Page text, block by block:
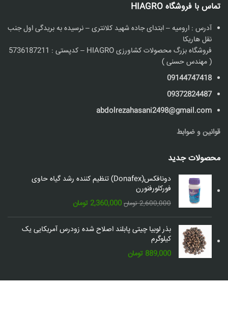
تماس با فروشگاه HIAGRO
آدرس : ارومیه – ابتدای جاده شهید کلانتری – نرسیده به بریدگی اول جنب
نقل هاریکا
فروشگاه بزرگ محصولات کشاورزی HIAGRO – کدپستی : 5736187211
( مهندس حسنی )
09144747418
09372824487
abdolrezahasani2498@gmail.com
قوانین و ضوابط
محصولات جدید
دونافکس(Donafex) تنظیم کننده رشد گیاه حاوی
فورکلورفنورن
2,600,000 تومان قیمت
اصلی:
2,600,000 تومان
2,360,000 تومانقیمت
فعلی:
2,360,000 تومان.
بذر لوبیا چیتی پابلند اصلاح شده زودرس آمریکایی یک
کیلوگرم
889,000 تومان